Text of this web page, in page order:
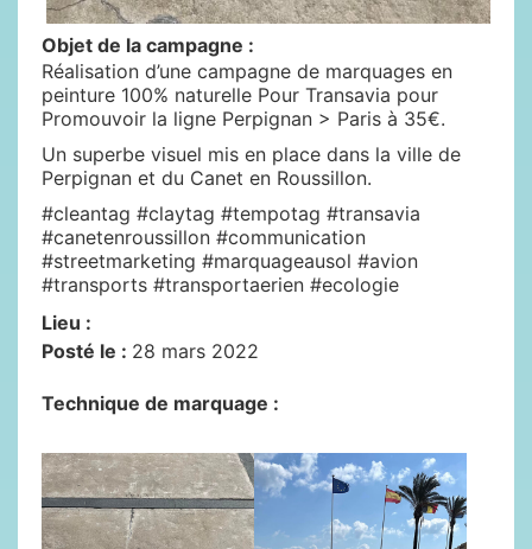
Objet de la campagne :
Réalisation d’une campagne de marquages en
peinture 100% naturelle Pour Transavia pour
Promouvoir la ligne Perpignan > Paris à 35€.
Un superbe visuel mis en place dans la ville de
Perpignan et du Canet en Roussillon.
#cleantag #claytag #tempotag #transavia
#canetenroussillon #communication
#streetmarketing #marquageausol #avion
#transports #transportaerien #ecologie
Lieu :
Posté le : 28 mars 2022
Technique de marquage :